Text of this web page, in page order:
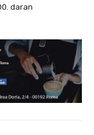
daran